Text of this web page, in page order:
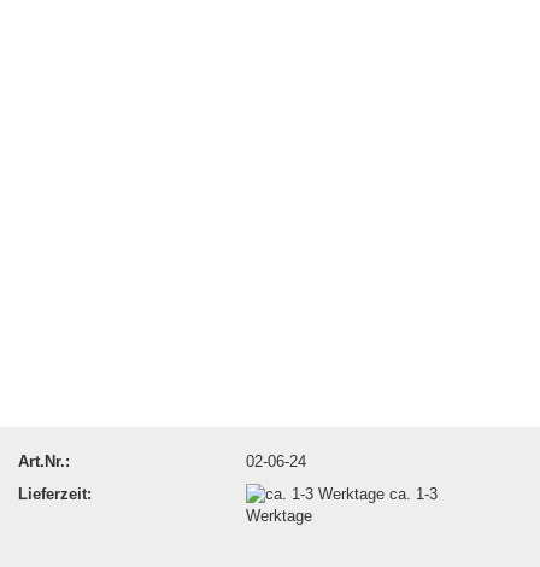
Art.Nr.:
02-06-24
Lieferzeit:
ca. 1-3
Werktage